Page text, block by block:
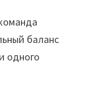
баланс
одного